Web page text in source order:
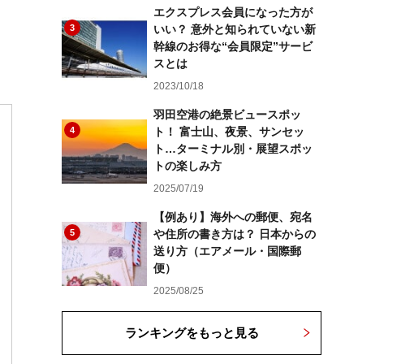
3
エクスプレス会員になった方が
いい？ 意外と知られていない新
幹線のお得な“会員限定”サービ
スとは
2023/10/18
4
羽田空港の絶景ビュースポッ
ト！ 富士山、夜景、サンセッ
ト…ターミナル別・展望スポッ
トの楽しみ方
2025/07/19
5
【例あり】海外への郵便、宛名
や住所の書き方は？ 日本からの
送り方（エアメール・国際郵
便）
2025/08/25
ランキングをもっと見る